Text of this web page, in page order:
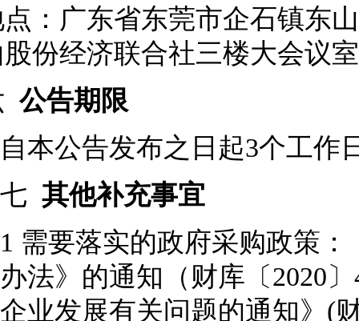
：广东省东莞市企石镇东
份经济联合社三楼大会议
公告期限
自本公告发布之日起3个工作
七 其他补充事宜
1 需要落实的政府采购政策
办法》的通知（财库〔2020
企业发展有关问题的通知》(